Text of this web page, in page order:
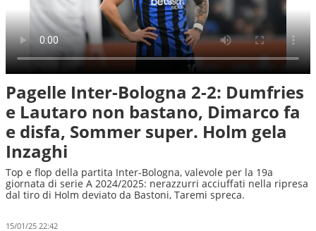
Pagelle Inter-Bologna 2-2: Dumfries
e Lautaro non bastano, Dimarco fa
e disfa, Sommer super. Holm gela
Inzaghi
Top e flop della partita Inter-Bologna, valevole per la 19a
giornata di serie A 2024/2025: nerazzurri acciuffati nella ripresa
dal tiro di Holm deviato da Bastoni, Taremi spreca.
15/01/25 22:42